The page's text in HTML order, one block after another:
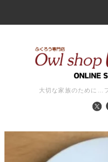
大切な家族のために…